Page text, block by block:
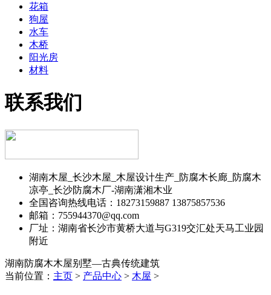
花箱
狗屋
水车
木桥
阳光房
材料
联系我们
湖南木屋_长沙木屋_木屋设计生产_防腐木长廊_防腐木
凉亭_长沙防腐木厂-湖南潇湘木业
全国咨询热线电话：18273159887 13875857536
邮箱：755944370@qq.com
厂址：湖南省长沙市黄桥大道与G319交汇处天马工业园
附近
湖南防腐木木屋别墅—古典传统建筑
当前位置： 主页 > 产品中心 > 木屋 >